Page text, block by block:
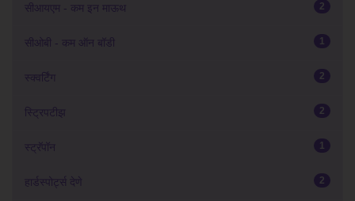
सीआयएम - कम इन माऊथ 2
सीओबी - कम ऑन बॉडी 1
स्क्वर्टिंग 2
स्ट्रिपटीझ 2
स्ट्रॅपॉन 1
हार्डस्पोर्ट्स देणे 2